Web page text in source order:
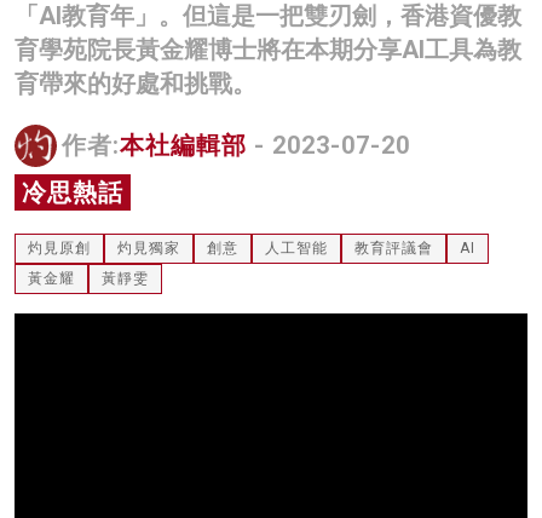
名家榜
灼見活動
關於我們
「AI教育年」。但這是一把雙刃劍，香港資優教
育學苑院長黃金耀博士將在本期分享AI工具為教
育帶來的好處和挑戰。
作者:本社編輯部 - 2023-07-20
冷思熱話
灼見原創 灼見獨家 創意 人工智能 教育評議會
AI
黃金耀
黃靜雯